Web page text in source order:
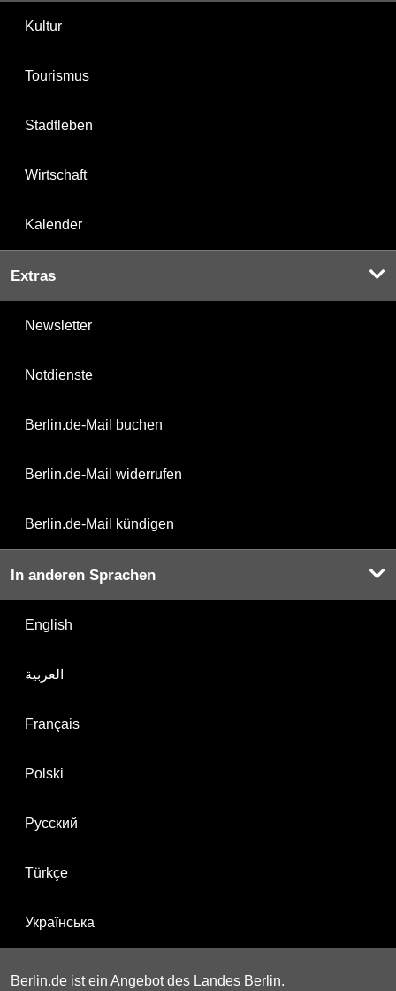
Kultur
Tourismus
Stadtleben
Wirtschaft
Kalender
Extras
Newsletter
Notdienste
Berlin.de-Mail buchen
Berlin.de-Mail widerrufen
Berlin.de-Mail kündigen
In anderen Sprachen
English
العربية
Français
Polski
Русский
Türkçe
Українська
Berlin.de ist ein Angebot des Landes Berlin.